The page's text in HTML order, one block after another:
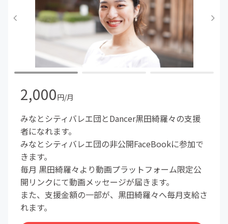
2,000円/月
みなとシティバレエ団とDancer黒田綺羅々の支援
者になれます。
みなとシティバレエ団の非公開FaceBookに参加で
きます。
毎月 黒田綺羅々より動画プラットフォーム限定公
開リンクにて動画メッセージが届きます。
また、支援金額の一部が、黒田綺羅々へ毎月支給さ
れます。